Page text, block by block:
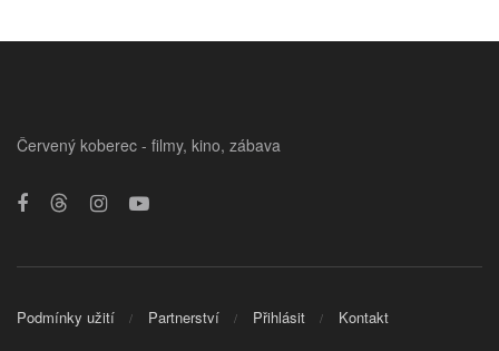
Červený koberec - filmy, kino, zábava
Podmínky užití Partnerství Přihlásit Kontakt